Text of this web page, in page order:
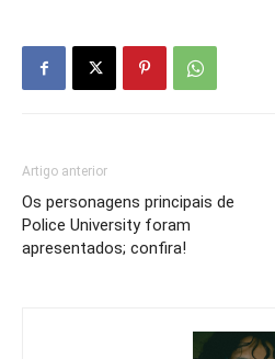
Artigo anterior
Os personagens principais de
Police University foram
apresentados; confira!